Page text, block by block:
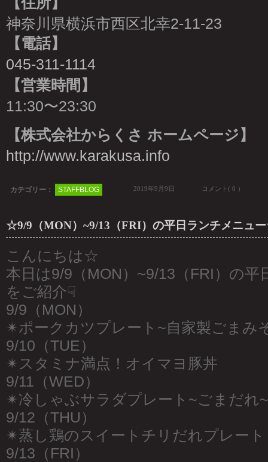
神奈川県横浜市西区北幸2-11-23
【電話】
045-311-1114
【営業時間】
11:30〜23:30
【株式会社からくさ ホームページ】
http://www.karakusa.info
カテゴリー： STAFFBLOG 2019年9月9日 コメント( 0 ）
☆9/9（MON）~9/13（FRI）の平日ランチメニュ
こんにちは☆
本日は9/9（MON）~9/13（FRI）の平
をご紹介☟
9/9（MON）
✴︎ポークカツプレート~自家製ごまみ
9/10（TUE）
✴︎スタミナ満点！オイマヨ豚丼
9/11（WED）
✴︎冷しゃぶサラダプレート~ごまだれ~
9/12（THU）
✴︎蒸し鶏のスイートチリだれプレート
9/13（FRI）